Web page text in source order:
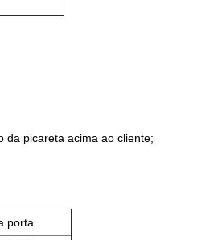
da picareta acima ao cliente;
porta